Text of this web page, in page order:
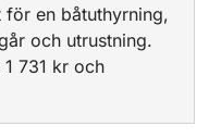
en båtuthyrning,
och utrustning.
731 kr och